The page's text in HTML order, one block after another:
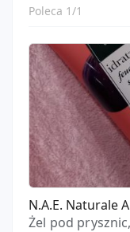
Poleca 1/1
N.A.E. Naturale
Żel pod